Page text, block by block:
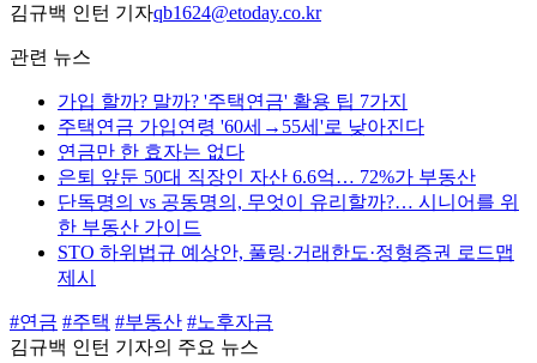
김규백 인턴 기자qb1624@etoday.co.kr
관련 뉴스
가입 할까? 말까? '주택연금' 활용 팁 7가지
주택연금 가입연령 '60세→55세'로 낮아진다
연금만 한 효자는 없다
은퇴 앞둔 50대 직장인 자산 6.6억… 72%가 부동산
단독명의 vs 공동명의, 무엇이 유리할까?… 시니어를 위
한 부동산 가이드
STO 하위법규 예상안, 풀링·거래한도·정형증권 로드맵
제시
#연금 #주택 #부동산 #노후자금
김규백 인턴 기자의 주요 뉴스